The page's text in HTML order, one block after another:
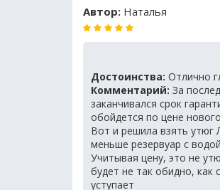
Автор: Наталья
Достоинства: Отлично
Комментарий: За
заканчивался срок
обойдется по цене
Вот и решила взять утюг
меньше резервуар с
Учитывая цену, это не
будет не так обидно, как
уступает